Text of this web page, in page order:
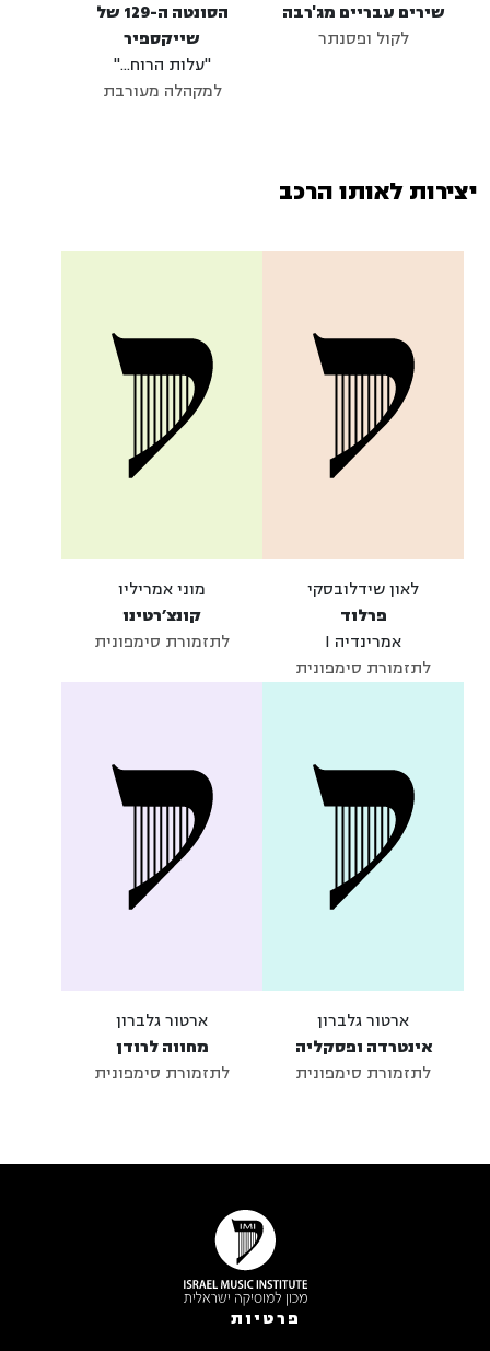
שירים עבריים מג'רבה
לקול ופסנתר
הסונטה ה-129 של
שייקספיר
"עלות הרוח..."
למקהלה מעורבת
יצירות לאותו הרכב
לאון שידלובסקי
פרלוד
אמרינדיה I
לתזמורת סימפונית
מוני אמריליו
קונצ׳רטינו
לתזמורת סימפונית
ארטור גלברון
אינטרדה ופסקליה
לתזמורת סימפונית
ארטור גלברון
מחווה לרודן
לתזמורת סימפונית
פרטיות